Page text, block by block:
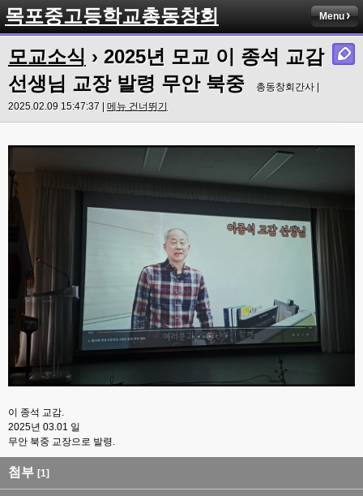
목포중고등학교총동창회 Menu
모교소식 › 2025년 모교 이 종석 교감
선생님 교장 발령 무안 북중
총동창회간사 |
2025.02.09 15:47:37 | 메뉴 건너뛰기
이 종석 교감.
2025년 03.01 일
무안 북중 교장으로 발령.
첨부 [1]